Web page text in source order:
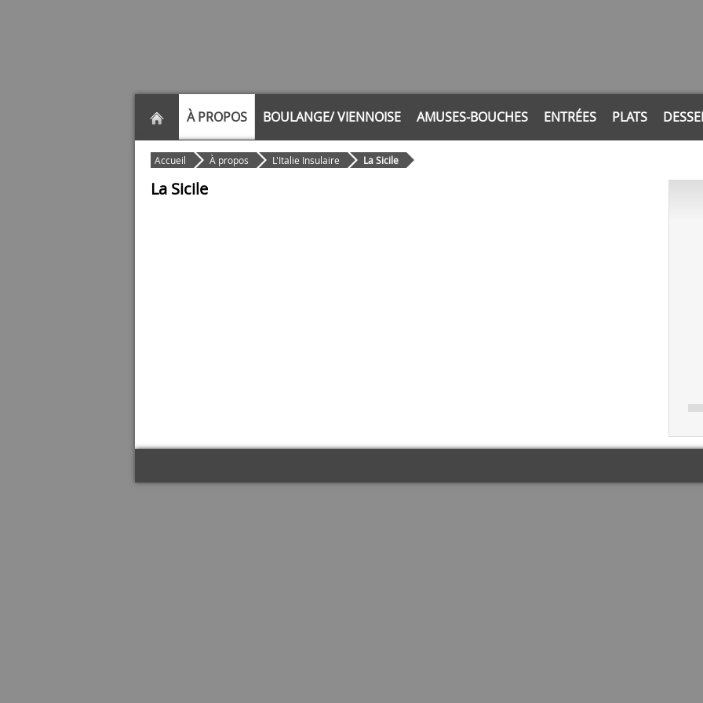
À PROPOS BOULANGE/ VIENNOISE AMUSES-BOUCHES ENTRÉES PLATS
Accueil À propos L'Italie Insulaire La Sicile
La Sicile